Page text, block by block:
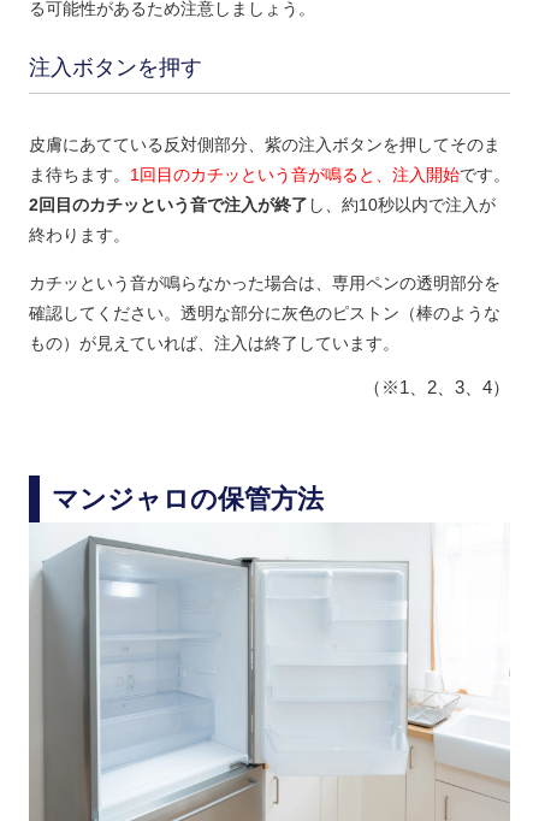
る可能性があるため注意しましょう。
注入ボタンを押す
皮膚にあてている反対側部分、紫の注入ボタンを押してそのま
ま待ちます。 1回目のカチッという音が鳴ると、注入開始です。
2回目のカチッという音で注入が終了 し、約10秒以内で注入が
終わります。
カチッという音が鳴らなかった場合は、専用ペンの透明部分を
確認してください。透明な部分に灰色のピストン（棒のような
もの）が見えていれば、注入は終了しています。
（※1、2、3、4）
マンジャロの保管方法